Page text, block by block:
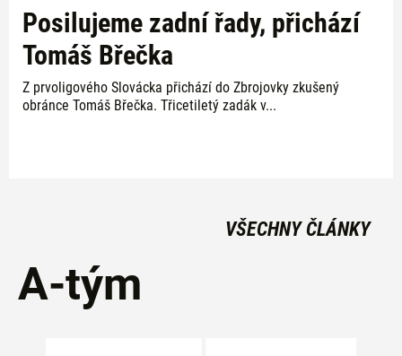
Posilujeme zadní řady, přichází
Tomáš Břečka
Z prvoligového Slovácka přichází do Zbrojovky zkušený
obránce Tomáš Břečka. Třicetiletý zadák v...
VŠECHNY ČLÁNKY
A-tým